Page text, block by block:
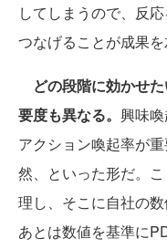
してしまうので、反
つなげることが成果を
どの段階に効かせ
要度も異なる。 興味
アクション喚起率が
然、といった形だ。
理し、そこに自社の数
あとは数値を基準に